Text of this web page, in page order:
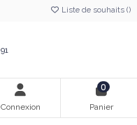
Liste de souhaits ()
Connexion
0
Panier